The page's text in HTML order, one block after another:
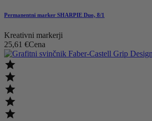
Permanentni marker SHARPIE Duo, 8/1
Kreativni markerji
25,61 €Cena




